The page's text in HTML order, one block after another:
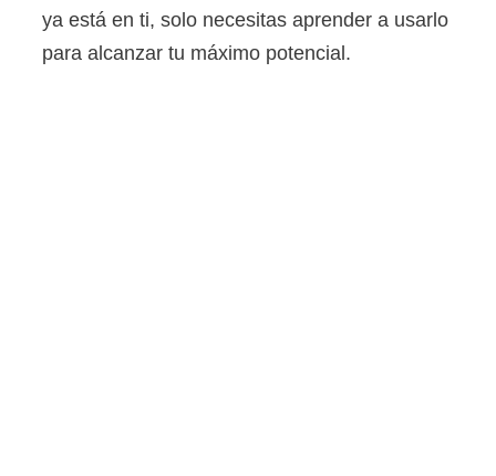
ya está en ti, solo necesitas aprender a usarlo
para alcanzar tu máximo potencial.